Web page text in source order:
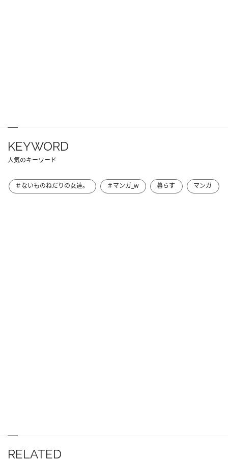
KEYWORD
人気のキーワード
＃ないものねだりの女達。 ＃マンガ_w 暮らす マンガ
RELATED